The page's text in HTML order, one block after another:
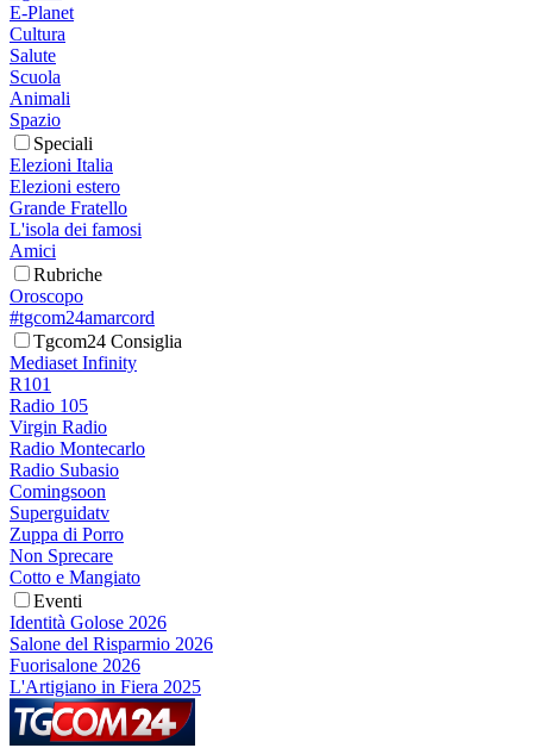
E-Planet
Cultura
Salute
Scuola
Animali
Spazio
Speciali
Elezioni Italia
Elezioni estero
Grande Fratello
L'isola dei famosi
Amici
Rubriche
Oroscopo
#tgcom24amarcord
Tgcom24 Consiglia
Mediaset Infinity
R101
Radio 105
Virgin Radio
Radio Montecarlo
Radio Subasio
Comingsoon
Superguidatv
Zuppa di Porro
Non Sprecare
Cotto e Mangiato
Eventi
Identità Golose 2026
Salone del Risparmio 2026
Fuorisalone 2026
L'Artigiano in Fiera 2025